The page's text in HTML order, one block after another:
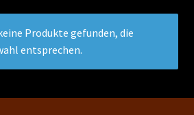
Produkte gefunden, die
entsprechen.